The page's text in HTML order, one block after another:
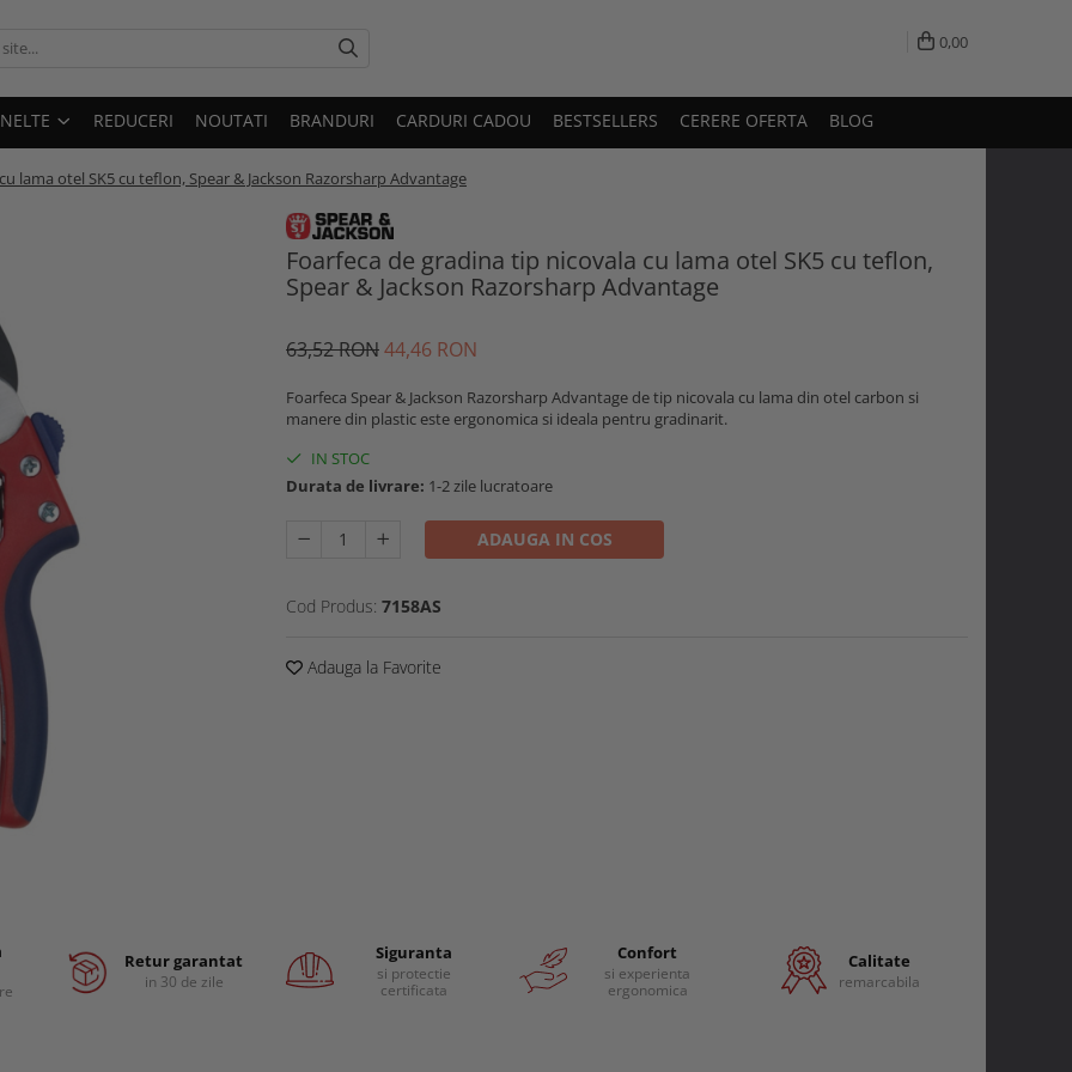
0,00
REDUCERI NOUTATI BRANDURI CARDURI CADOU BESTSELLERS CERERE OFERTA BLOG
lama otel SK5 cu teflon, Spear & Jackson Razorsharp Advantage
Foarfeca de gradina tip nicovala cu lama otel SK5 cu teflon,
Spear & Jackson Razorsharp Advantage
63,52 RON44,46 RON
Foarfeca Spear & Jackson Razorsharp Advantage de tip nicovala cu lama din otel carbon si
manere din plastic este ergonomica si ideala pentru gradinarit.
IN STOC
Durata de livrare: 1-2 zile lucratoare
ADAUGA IN COS
Cod Produs: 7158AS
Adauga la Favorite
Retur garantat
in 30 de zile
Siguranta
si protectie
certificata
Confort
si experienta
ergonomica
Calitate
remarcabila